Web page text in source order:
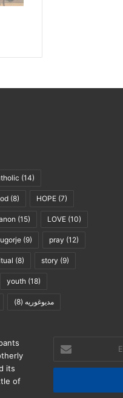
(14)
(8) HOPE (7)
(15) LOVE (10)
(9) pray (12)
(8) story (9)
youth (18)
مديوغوريه (8)
its
of
your
Email